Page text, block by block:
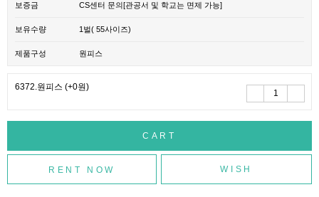
보증금 CS센터 문의[관공서 및 학교는 면제 가능]
보유수량 1벌( 55사이즈)
제품구성 원피스
6372.원피스 (+0원)
WISH